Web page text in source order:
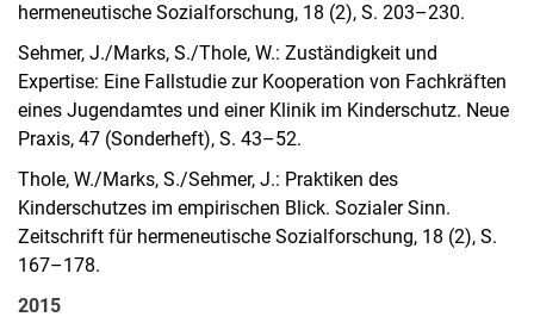
hermeneutische Sozialforschung, 18 (2), S. 203–230.
Sehmer, J./Marks, S./Thole, W.: Zuständigkeit und
Expertise: Eine Fallstudie zur Kooperation von Fachkräften
eines Jugendamtes und einer Klinik im Kinderschutz. Neue
Praxis, 47 (Sonderheft), S. 43–52.
Thole, W./Marks, S./Sehmer, J.: Praktiken des
Kinderschutzes im empirischen Blick. Sozialer Sinn.
Zeitschrift für hermeneutische Sozialforschung, 18 (2), S.
167–178.
2015